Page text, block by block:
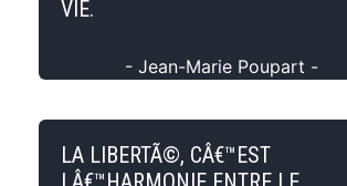
VIE.
- Jean-Marie Poupart -
LA LIBERTÃ©, CÂ€™EST